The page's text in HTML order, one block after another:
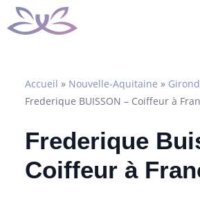
Aller
au
Accueil » Nouvelle-Aquitaine »
Frederique BUISSON – Coiffeur à
Frederique
Coiffeur à